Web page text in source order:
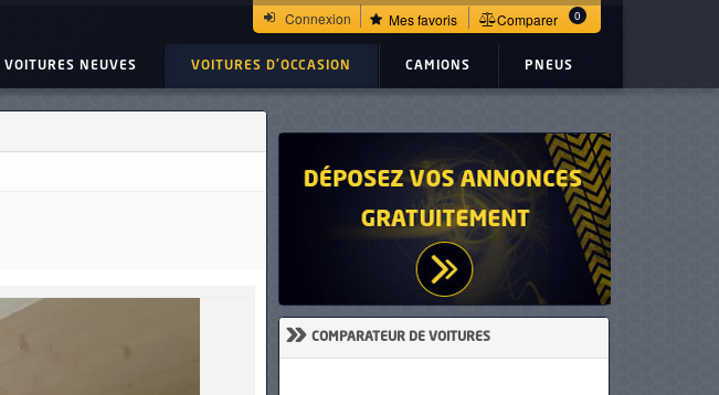
Connexion Mes favoris Comparer 0
VOITURES NEUVES VOITURES D'OCCASION CAMIONS PNEUS
» COMPARATEUR DE VOITURES